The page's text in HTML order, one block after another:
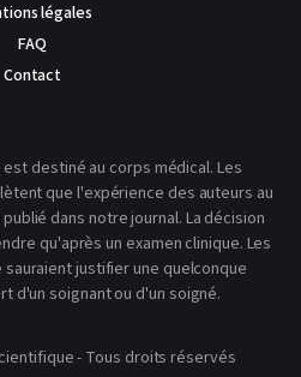
légales
FAQ
Contact
est destiné au corps médical. Les
que l'expérience des auteurs au
dans notre journal. La décision
qu'après un examen clinique. Les
justifier une quelconque
d'un soignant ou d'un soigné.
- Tous droits réservés